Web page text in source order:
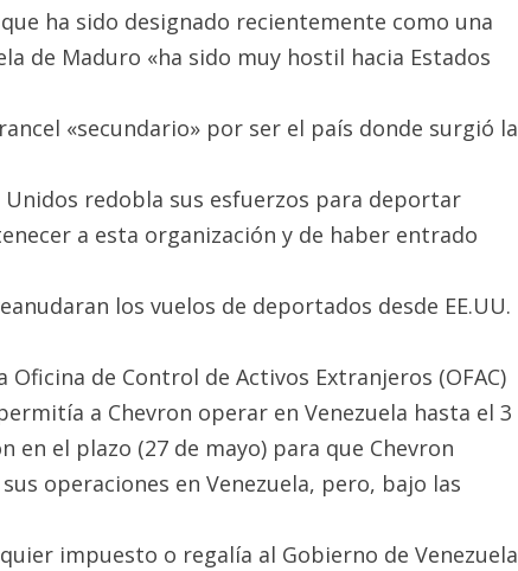
ha sido designado recientemente como una
de Maduro «ha sido muy hostil hacia Estados
«secundario» por ser el país donde surgió la
redobla sus esfuerzos para deportar
a esta organización y de haber entrado
los vuelos de deportados desde EE.UU.
de Control de Activos Extranjeros (OFAC)
a Chevron operar en Venezuela hasta el 3
el plazo (27 de mayo) para que Chevron
operaciones en Venezuela, pero, bajo las
impuesto o regalía al Gobierno de